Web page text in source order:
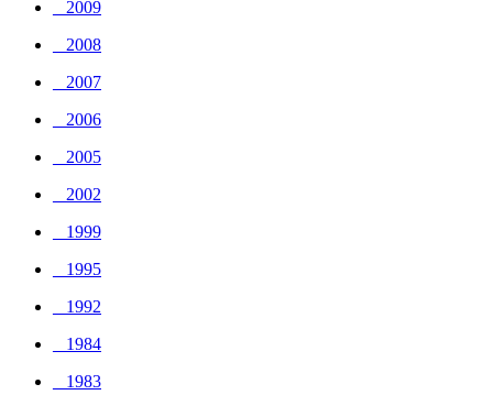
_ 2009
_ 2008
_ 2007
_ 2006
_ 2005
_ 2002
_ 1999
_ 1995
_ 1992
_ 1984
_ 1983